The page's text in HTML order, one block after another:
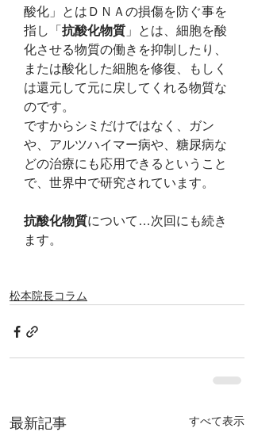
酸化」とはＤＮＡの損傷を防ぐ事を
指し「 抗酸化物質 」とは、細胞を酸
化させる物質の働きを抑制したり、
または酸化した細胞を修復、もしく
は還元して元に戻してくれる物質な
のです。
ですからシミだけではなく、ガン
や、アルツハイマー病や、糖尿病な
どの治療にも応用できるということ
で、世界中で研究されています。
抗酸化物質について…次回にも続き
ます。
松本院長コラム
最新記事 すべて表示